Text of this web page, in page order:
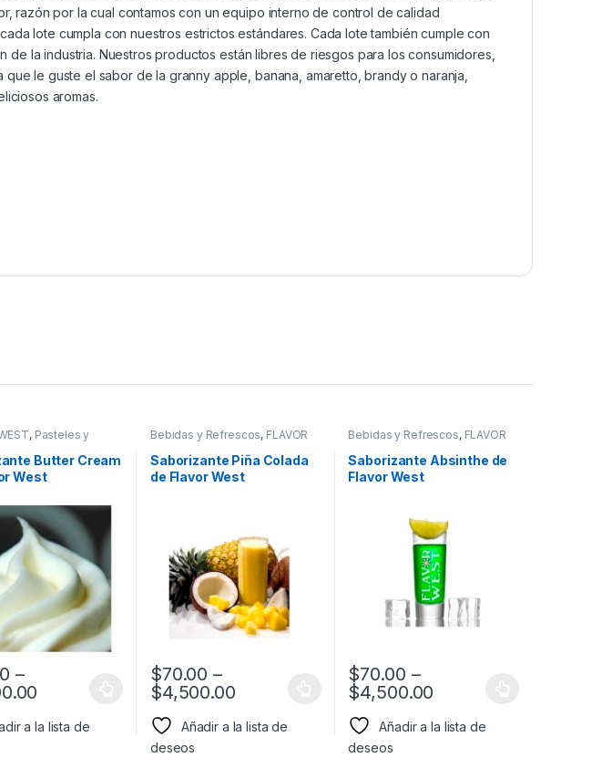
razón por la cual contamos con un equipo interno de control de calidad
lote cumpla con nuestros estrictos estándares. Cada lote también cumple con
la industria. Nuestros productos están libres de riesgos para los consumidores,
le guste el sabor de la granny apple, banana, amaretto, brandy o naranja,
aromas.
, Pasteles y
Sabor a Pasteles y
Butter Cream
West
–
a la lista de
Bebidas y Refrescos, FLAVOR
Sabor a Bebidas y
Refrescos,Saborizantes
Saborizante Piña Colada
de Flavor West
$70.00 –
$4,500.00
Añadir a la lista de
deseos
Bebidas y Refrescos, FLAVOR
Sabor a Bebidas y
Refrescos,Saborizantes
Saborizante Absinthe de
Flavor West
$70.00 –
$4,500.00
Añadir a la lista de
deseos